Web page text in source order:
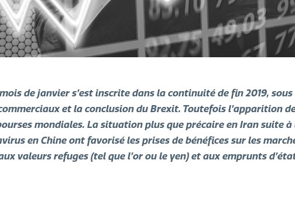
de janvier s’est inscrite dans la continuité de fin 2019, sous
et la conclusion du Brexit. Toutefois l’apparition
mondiales. La situation plus que précaire en Iran suite
en Chine ont favorisé les prises de bénéfices sur les
valeurs refuges (tel que l’or ou le yen) et aux emprunts